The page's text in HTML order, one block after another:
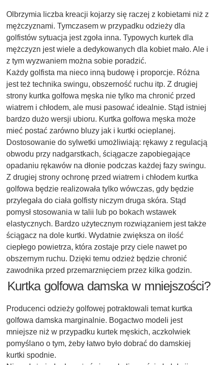
Olbrzymia liczba kreacji kojarzy się raczej z kobietami niż z
mężczyznami. Tymczasem w przypadku odzieży dla
golfistów sytuacja jest zgoła inna. Typowych kurtek dla
mężczyzn jest wiele a dedykowanych dla kobiet mało. Ale i
z tym wyzwaniem można sobie poradzić.
Każdy golfista ma nieco inną budowę i proporcje. Różna
jest też technika swingu, obszerność ruchu itp. Z drugiej
strony kurtka golfowa męska nie tylko ma chronić przed
wiatrem i chłodem, ale musi pasować idealnie. Stąd istniej
bardzo dużo wersji ubioru. Kurtka golfowa męska może
mieć postać zarówno bluzy jak i kurtki ocieplanej.
Dostosowanie do sylwetki umożliwiają: rękawy z regulacją
obwodu przy nadgarstkach, ściągacze zapobiegające
opadaniu rękawów na dłonie podczas każdej fazy swingu.
Z drugiej strony ochronę przed wiatrem i chłodem kurtka
golfowa będzie realizowała tylko wówczas, gdy będzie
przylegała do ciała golfisty niczym druga skóra. Stąd
pomysł stosowania w talii lub po bokach wstawek
elastycznych. Bardzo użytecznym rozwiązaniem jest także
ściągacz na dole kurtki. Wydatnie zwiększa on ilość
ciepłego powietrza, która zostaje przy ciele nawet po
obszernym ruchu. Dzięki temu odzież będzie chronić
zawodnika przed przemarznięciem przez kilka godzin.
Kurtka golfowa damska w mniejszości?
Producenci odzieży golfowej potraktowali temat kurtka
golfowa damska marginalnie. Bogactwo modeli jest
mniejsze niż w przypadku kurtek męskich, aczkolwiek
pomyślano o tym, żeby łatwo było dobrać do damskiej
kurtki spodnie.